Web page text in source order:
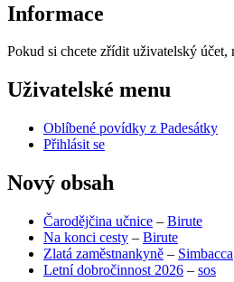
Informace
Pokud si chcete zřídit uživatelský
Uživatelské menu
Oblíbené povídky z Padesátky
Přihlásit se
Nový obsah
Čarodějčina učnice – Birute
Na konci cesty – Birute
Zlatá zaměstnankyně – Simbacca
Letní dobročinnost 2026 – sos